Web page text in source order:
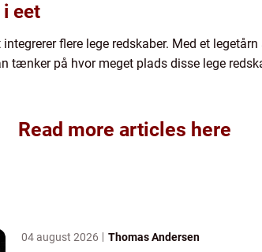
eet
flere lege redskaber. Med et
tænker på hvor meget plads disse lege
Read more articles here
04 august 2026 Thomas Andersen